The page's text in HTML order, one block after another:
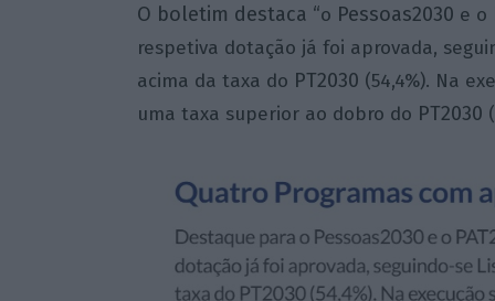
O boletim destaca “o Pessoas2030 e o
respetiva dotação já foi aprovada,
acima da taxa do PT2030 (54,4%). Na
uma taxa superior ao dobro do PT2030